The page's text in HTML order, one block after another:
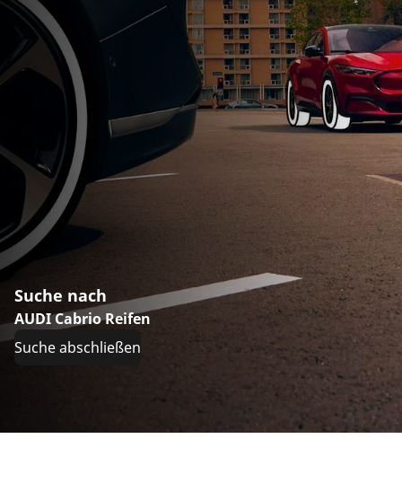
Suche nach
AUDI Cabrio Reifen
Suche abschließen